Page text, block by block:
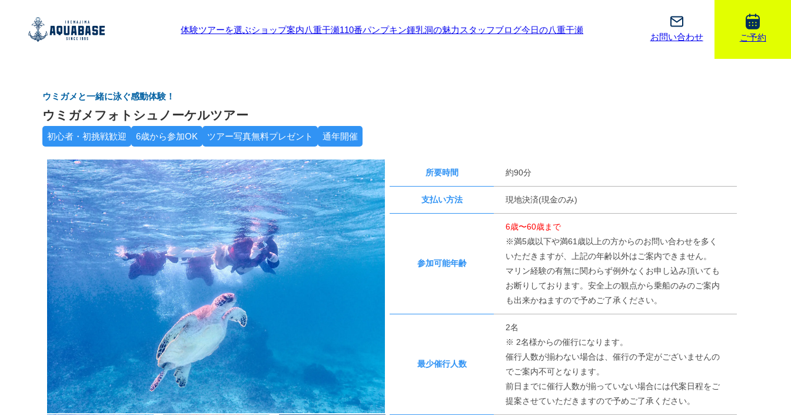
体験ツアーを選ぶショップ案内八重干瀬110番パンプキン鍾乳洞の魅力 スタッフブログ今日の八重干瀬
お問い合わせ ご予約
ウミガメと一緒に泳ぐ感動体験！
ウミガメフォトシュノーケルツアー
初心者・初挑戦歓迎 6歳から参加OK ツアー写真無料プレゼント 通年開催
所要時間 約90分
支払い方法 現地決済(現金のみ)
参加可能年齢
6歳〜60歳まで
※満5歳以下や満61歳以上の方からのお問い合わせを多く
いただきますが、上記の年齢以外はご案内できません。
マリン経験の有無に関わらず例外なくお申し込み頂いても
お断りしております。安全上の観点から乗船のみのご案内
も出来かねますので予めご了承ください。
最少催行人数
2名
※ 2名様からの催行になります。
催行人数が揃わない場合は、催行の予定がございませんの
でご案内不可となります。
前日までに催行人数が揃っていない場合には代案日程をご
提案させていただきますので予めご了承ください。